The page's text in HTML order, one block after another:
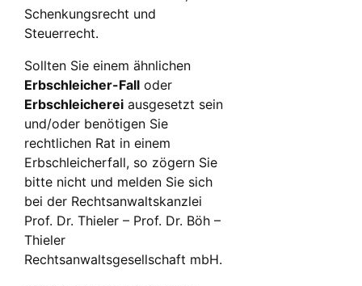
Schenkungsrecht und
Steuerrecht.
Sollten Sie einem ähnlichen
Erbschleicher-Fall oder
Erbschleicherei ausgesetzt sein
und/oder benötigen Sie
rechtlichen Rat in einem
Erbschleicherfall, so zögern Sie
bitte nicht und melden Sie sich
bei der Rechtsanwaltskanzlei
Prof. Dr. Thieler – Prof. Dr. Böh –
Thieler
Rechtsanwaltsgesellschaft mbH.